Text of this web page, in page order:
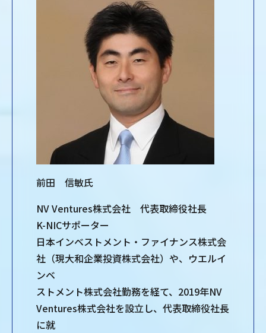
前田 信敏氏
NV Ventures株式会社 代表取締役社長
K-NICサポーター
日本インベストメント・ファイナンス株式会
社（現大和企業投資株式会社）や、ウエルイ
ンベ
ストメント株式会社勤務を経て、2019年NV
Ventures株式会社を設立し、代表取締役社長
に就